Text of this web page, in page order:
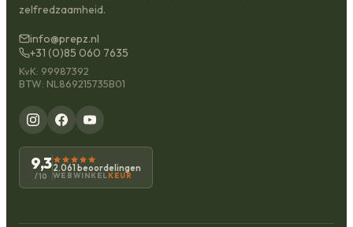
zelfredzaamheid.
info@prepz.nl
+31 (0)85 060 7635
KvK: 99987392
BTW: NL869215735B01
9,3
/10
2.061 beoordelingen
WEBWINKEL KEUR